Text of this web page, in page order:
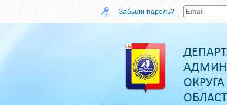
Забыли пароль?